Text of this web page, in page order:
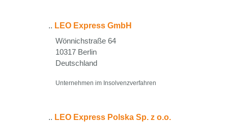
.. LEO Express GmbH
Wönnichstraße 64
10317 Berlin
Deutschland
Unternehmen im Insolvenzverfahren
.. LEO Express Polska Sp. z o.o.